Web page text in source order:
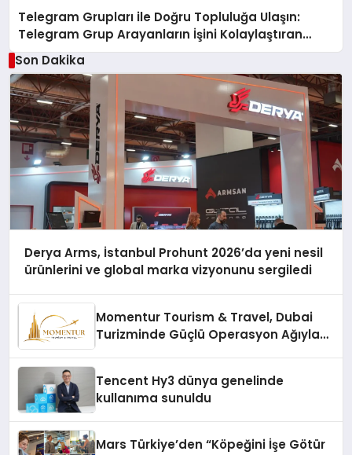
Telegram Grupları ile Doğru Topluluğa Ulaşın:
Telegram Grup Arayanların İşini Kolaylaştıran
Çözüm
Son Dakika
Derya Arms, İstanbul Prohunt 2026’da yeni nesil
ürünlerini ve global marka vizyonunu sergiledi
Momentur Tourism & Travel, Dubai
Turizminde Güçlü Operasyon Ağıyla
Tencent Hy3 dünya genelinde
kullanıma sunuldu
Mars Türkiye’den “Köpeğini İşe Götür